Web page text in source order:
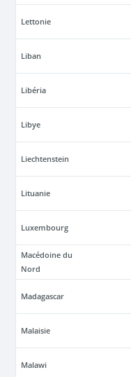
Lettonie
Liban
Libéria
Libye
Liechtenstein
Lituanie
Luxembourg
Macédoine du
Nord
Madagascar
Malaisie
Malawi